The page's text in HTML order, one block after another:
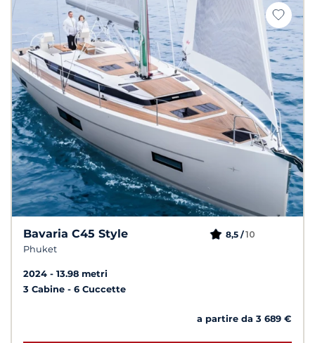
Bavaria C45 Style
Phuket
8,5 /10
2024
13.98 metri
3 Cabine
6 Cuccette
a partire da 3 689 €